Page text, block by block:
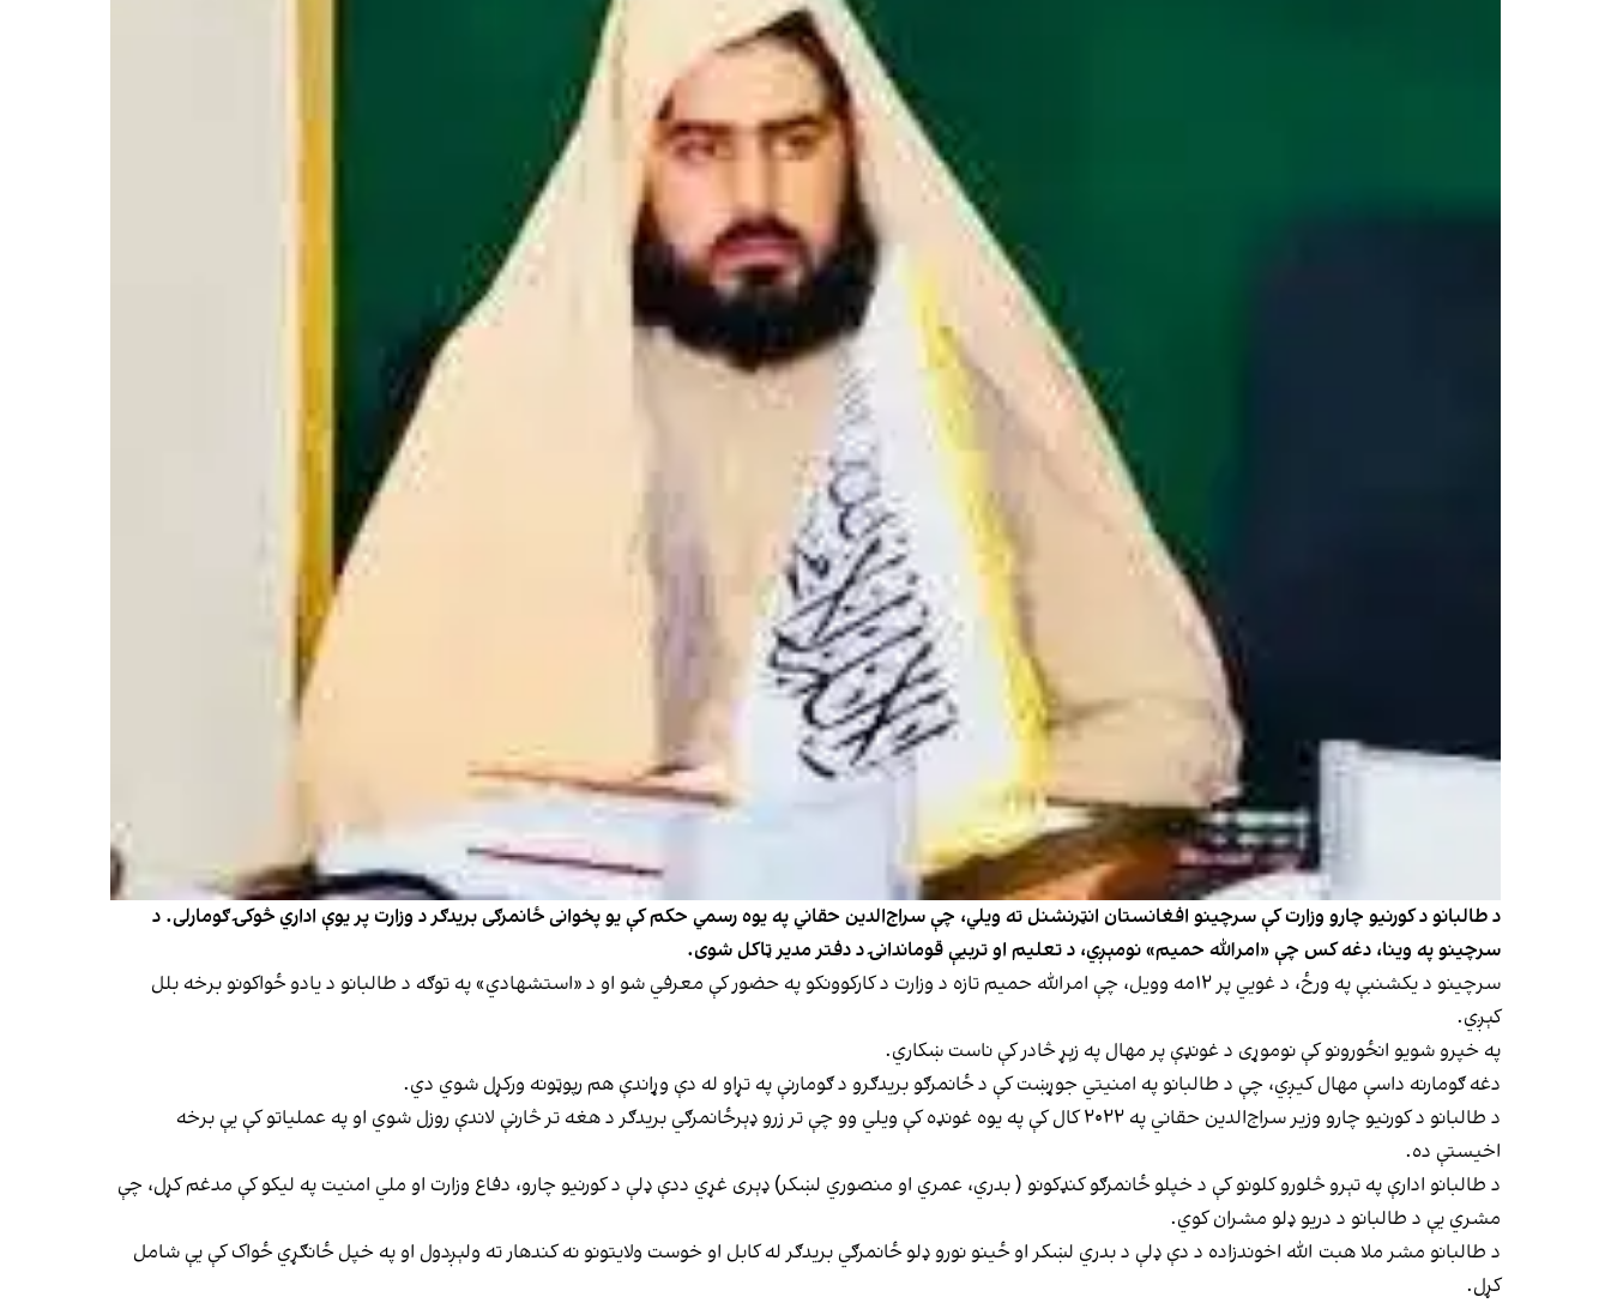
د طالبانو د کورنیو چارو وزارت کې سرچینو افغانستان انټرنشنل ته ویلي، چې سراج‌الدین حقاني په یوه رسمي حکم کې یو پخوانی ځانمرګی بریدګر د وزارت پر یوې اداري څوکۍ ګومارلی. د
سرچینو په وینا، دغه کس چې «امرالله حمیم» نومېږي، د تعلیم او تربیې قوماندانۍ د دفتر مدیر ټاکل شوی.
سرچینو د یکشنبې په ورځ، د غويي پر ۱۲مه وویل، چې امرالله حمیم تازه د وزارت د کارکوونکو په حضور کې معرفي شو او د «استشهادي» په توګه د طالبانو د یادو ځواکونو برخه بلل
کېږي.
په خپرو شویو انځورونو کې نوموړی د غونډې پر مهال په زېړ څادر کې ناست ښکاري.
دغه ګومارنه داسې مهال کیږي، چې د طالبانو په امنیتي جوړښت کې د ځانمرګو بریدګرو د ګومارنې په تړاو له دې وړاندې هم رپوټونه ورکړل شوي دي.
د طالبانو د کورنیو چارو وزیر سراج‌الدین حقاني په ۲۰۲۲ کال کې په یوه غونډه کې ویلي وو چې تر زرو ډېرځانمرګي بریدګر د هغه تر څارنې لاندې روزل شوي او په عملیاتو کې یې برخه
اخیستې ده.
د طالبانو ادارې په تېرو څلورو کلونو کې د خپلو ځانمرګو کنډکونو ( بدري، عمري او منصوري لښکر) ډېری غړي ددې ډلې د کورنیو چارو، دفاع وزارت او ملي امنیت په لیکو کې مدغم کړل، چې
مشري یې د طالبانو د دریو ډلو مشران کوي.
د طالبانو مشر ملا هبت الله اخوندزاده د دې ډلې د بدري لښکر او ځینو نورو ډلو ځانمرګي بریدګر له کابل او خوست ولایتونو نه کندهار ته ولېږدول او په خپل ځانګړي ځواک کې یې شامل
کړل.